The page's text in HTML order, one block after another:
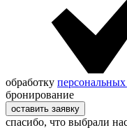
обработку
бронирование
оставить заявку
спасибо, что выбрали